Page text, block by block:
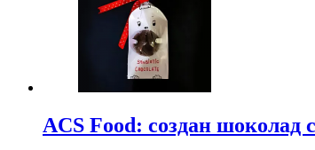
ACS Food: создан шоколад